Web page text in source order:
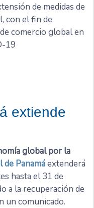
de medidas de
con el fin de
comercio global en
19
extiende
global por la
de Panamáextenderá
hasta el 31 de
a la recuperación de
un comunicado.